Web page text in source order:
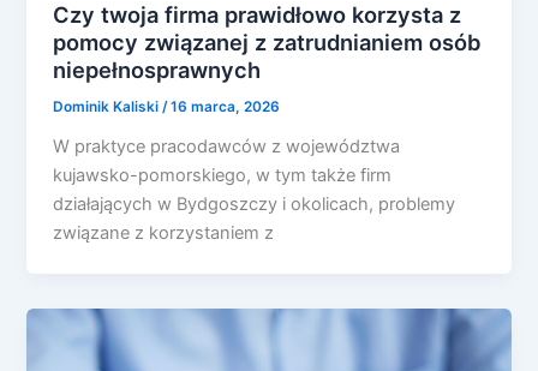
Czy twoja firma prawidłowo korzysta z
pomocy związanej z zatrudnianiem osób
niepełnosprawnych
Dominik Kaliski/16 marca, 2026
W praktyce pracodawców z województwa
kujawsko-pomorskiego, w tym także firm
działających w Bydgoszczy i okolicach, problemy
związane z korzystaniem z